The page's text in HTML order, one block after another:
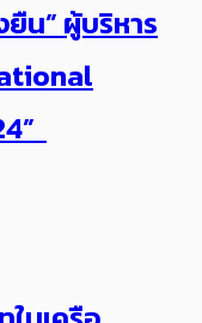
น” ผู้บริหาร